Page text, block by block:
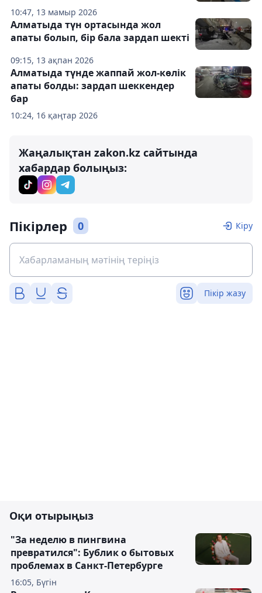
10:47, 13 мамыр 2026
09:15, 13 ақпан 2026
Алматыда түн ортасында жол
апаты болып, бір бала зардап шекті
10:24, 16 қаңтар 2026
Алматыда түнде жаппай жол-көлік
апаты болды: зардап шеккендер
бар
Жаңалықтан zakon.kz сайтында
хабардар болыңыз:
Пікірлер 0 Кіру
Пікір жазу
Оқи отырыңыз
16:05, Бүгін
"За неделю в пингвина
превратился": Бублик о бытовых
проблемах в Санкт-Петербурге